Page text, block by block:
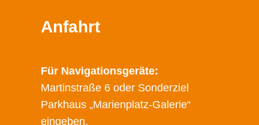
Anfahrt
Für Navigationsgeräte:
Martinstraße 6 oder Sonderziel
Parkhaus „Marienplatz-Galerie“
eingeben.